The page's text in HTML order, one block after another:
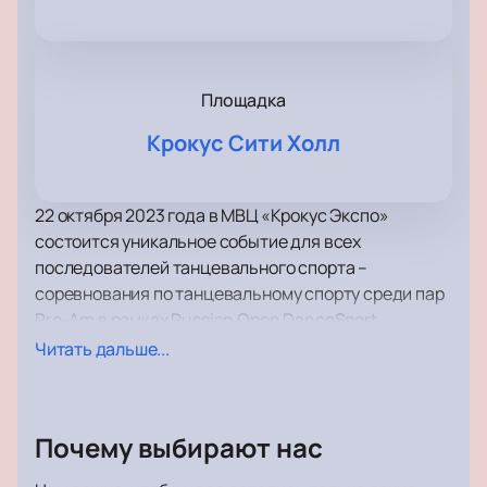
Площадка
Крокус Сити Холл
22 октября 2023 года в МВЦ «Крокус Экспо»
состоится уникальное событие для всех
последователей танцевального спорта –
соревнования по танцевальному спорту среди пар
Pro-Am в рамках Russian Open DanceSport
Championships.
опытным профессиональным танцором. Весь этот
Читать дальше...
Почему выбирают нас